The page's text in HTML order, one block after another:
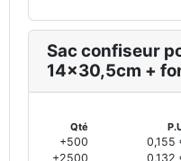
Sac confiseur
14x30,5cm +
Qté
+500
0,155
+2500
0,132